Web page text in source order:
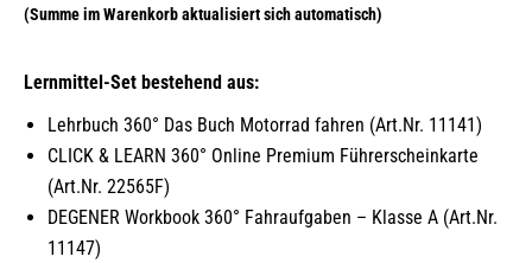
Lernmittel-Set bestehend aus:
Lehrbuch 360° Das Buch Motorrad fahren (Art.Nr. 11141)
CLICK & LEARN 360° Online Premium Führerscheinkarte
(Art.Nr. 22565F)
DEGENER Workbook 360° Fahraufgaben – Klasse A (Art.Nr.
11147)